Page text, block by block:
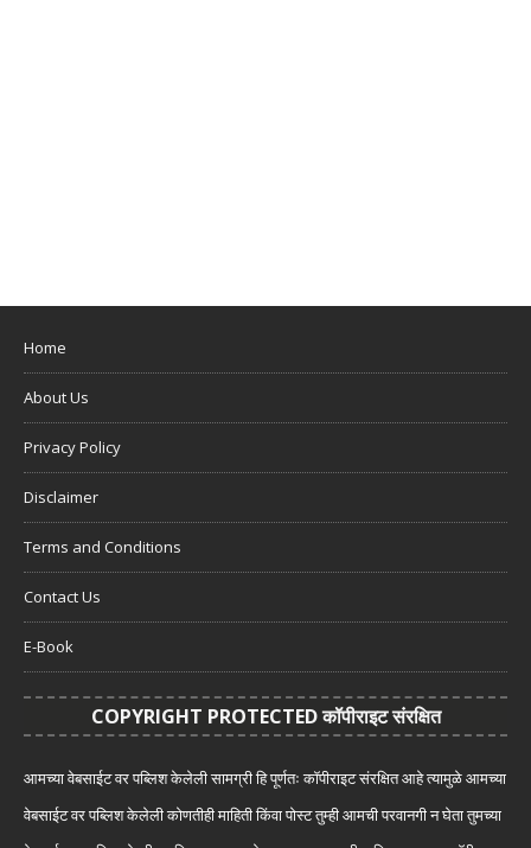
Home
About Us
Privacy Policy
Disclaimer
Terms and Conditions
Contact Us
E-Book
COPYRIGHT PROTECTED कॉपीराइट संरक्षित
आमच्या वेबसाईट वर पब्लिश केलेली सामग्री हि पूर्णतः कॉपीराइट संरक्षित आहे त्यामुळे आमच्या
वेबसाईट वर पब्लिश केलेली कोणतीही माहिती किंवा पोस्ट तुम्ही आमची परवानगी न घेता तुमच्या